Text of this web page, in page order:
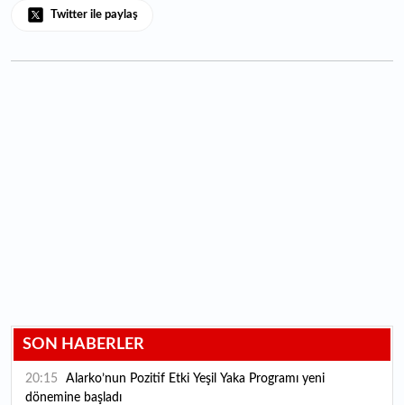
Twitter ile paylaş
SON HABERLER
20:15
dönemine başladı